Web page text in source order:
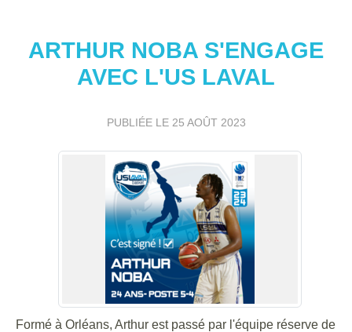
ARTHUR NOBA S'ENGAGE
AVEC L'US LAVAL
PUBLIÉE LE 25 AOÛT 2023
Formé à Orléans, Arthur est passé par l'équipe réserve de